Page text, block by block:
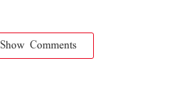
Show Comments